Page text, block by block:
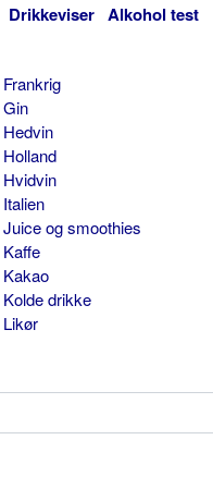
Drikkeviser Alkohol test
Frankrig
Gin
Hedvin
Holland
Hvidvin
Italien
Juice og smoothies
Kaffe
Kakao
Kolde drikke
Likør